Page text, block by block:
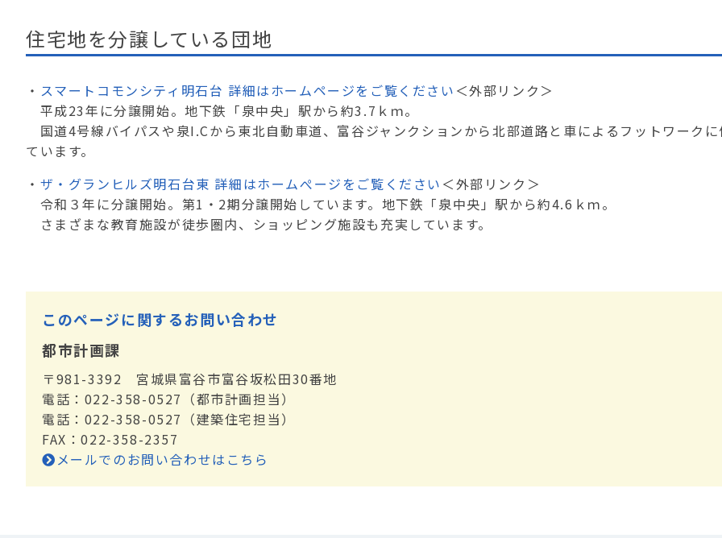
住宅地を分譲している団地
・ スマートコモンシティ明石台 詳細はホームページをご覧ください ＜外部リンク＞
平成23年に分譲開始。地下鉄「泉中央」駅から約3.7ｋｍ。
国道4号線バイパスや泉I.Cから東北自動車道、富谷ジャンクションから北部道路と車によるフットワーク
ています。
・ ザ・グランヒルズ明石台東 詳細はホームぺージをご覧ください ＜外部リンク＞
令和３年に分譲開始。第1・2期分譲開始しています。地下鉄「泉中央」駅から約4.6ｋｍ。
さまざまな教育施設が徒歩圏内、ショッピング施設も充実しています。
このページに関するお問い合わせ
都市計画課
〒981-3392 宮城県富谷市富谷坂松田30番地
電話：022-358-0527（都市計画担当）
電話：022-358-0527（建築住宅担当）
FAX：022-358-2357
メールでのお問い合わせはこちら